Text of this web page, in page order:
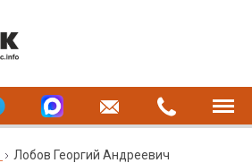
Лобов Георгий Андреевич